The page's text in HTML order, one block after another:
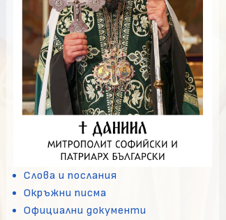
Слова и послания
Окръжни писма
Официални документи